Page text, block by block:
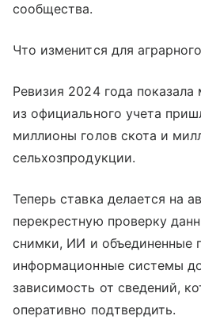
сообщества.
Что изменится для
Ревизия 2024 года
из официального учета
миллионы голов скота и
сельхозпродукции.
Теперь ставка делается на
перекрестную проверку
снимки, ИИ и объединенные
информационные системы
зависимость от сведений,
оперативно подтвердить.